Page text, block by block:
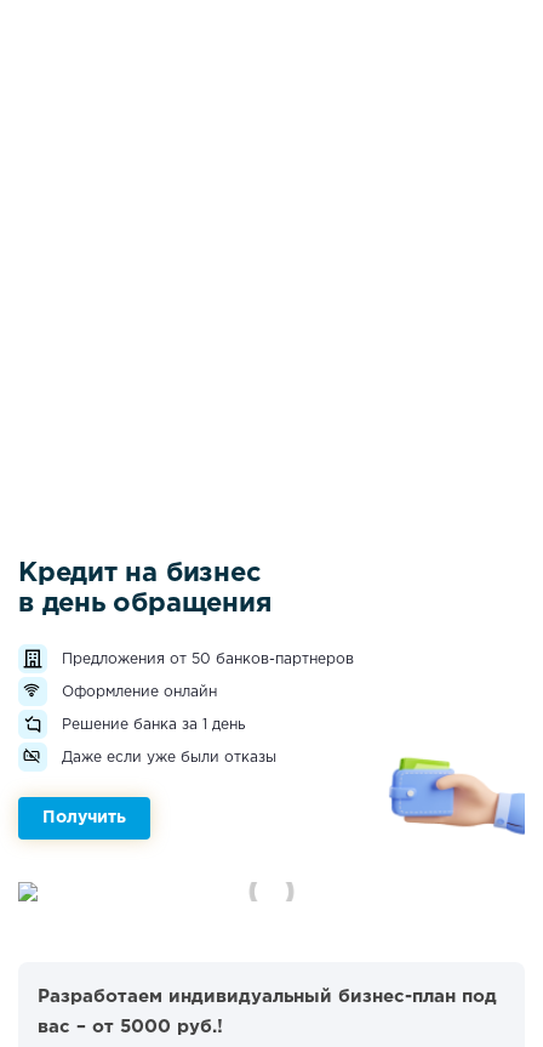
Кредит на бизнес
в день обращения
Предложения от 50 банков-партнеров
Оформление онлайн
Решение банка за 1 день
Даже если уже были отказы
Получить
Разработаем индивидуальный бизнес-план под
вас – от 5000 руб.!